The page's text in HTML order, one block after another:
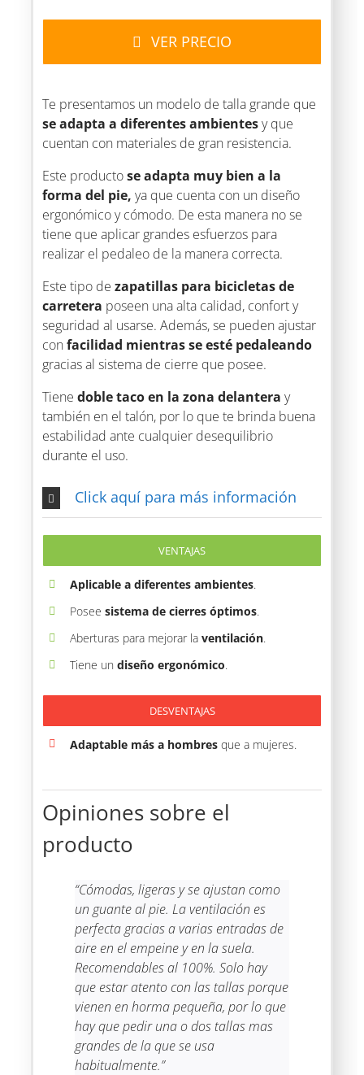
VER PRECIO
Te presentamos un modelo de talla grande que
se adapta a diferentes ambientesy que
cuentan con materiales de gran resistencia.
Este productose adapta muy bien a la
forma del pie, ya que cuenta con un diseño
ergonómico y cómodo. De esta manera no se
tiene que aplicar grandes esfuerzos para
realizar el pedaleo de la manera correcta.
Este tipo dezapatillas para bicicletas de
carretera poseen una alta calidad, confort y
seguridad al usarse. Además, se pueden ajustar
confacilidad mientras se esté pedaleando
gracias al sistema de cierre que posee.
Tienedoble taco en la zona delantera y
también en el talón, por lo que te brinda buena
estabilidad ante cualquier desequilibrio
durante el uso.
Click aquí para más información
VENTAJAS
Aplicable a diferentes ambientes.
Posee sistema de cierres óptimos.
Aberturas para mejorar la ventilación.
Tiene un diseño ergonómico.
DESVENTAJAS
Adaptable más a hombresque a mujeres.
Opiniones sobre el
producto
“Cómodas, ligeras y se ajustan como
un guante al pie. La ventilación es
perfecta gracias a varias entradas de
aire en el empeine y en la suela.
Recomendables al 100%. Solo hay
que estar atento con las tallas porque
vienen en horma pequeña, por lo que
hay que pedir una o dos tallas mas
grandes de la que se usa
habitualmente.”